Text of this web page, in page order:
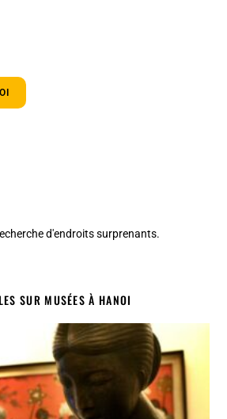
d'endroits surprenants.
SUR MUSÉES À HANOI